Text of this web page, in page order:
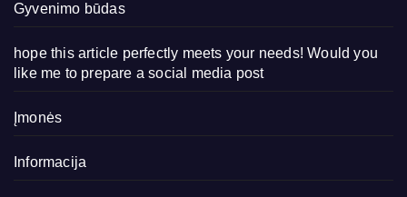
Gyvenimo būdas
hope this article perfectly meets your needs! Would you
like me to prepare a social media post
Įmonės
Informacija